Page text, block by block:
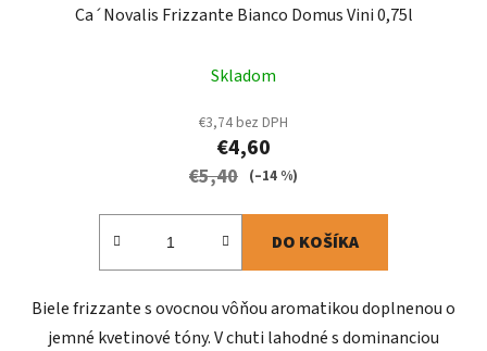
Ca´Novalis Frizzante Bianco Domus Vini 0,75l
Skladom
€3,74 bez DPH
€4,60
€5,40 (–14 %)
DO KOŠÍKA
Biele frizzante s ovocnou vôňou aromatikou doplnenou o
jemné kvetinové tóny. V chuti lahodné s dominanciou